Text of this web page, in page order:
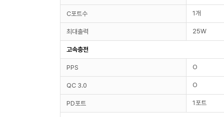
C포트수 1개
최대출력 25W
고속충전
PPS O
QC 3.0 O
PD포트 1포트